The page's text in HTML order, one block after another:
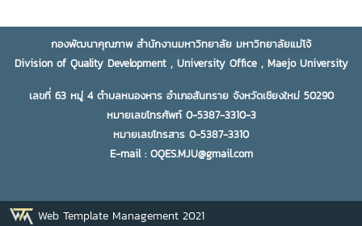
กองพัฒนาคุณภาพ สำนักงานมหาวิทยาลัย มหาวิทยาลัยแม่โจ้
Division of Quality Development , University Office , Maejo University
เลขที่ 63 หมู่ 4 ตำบลหนองหาร อำเภอสันทราย จังหวัดเชียงใหม่ 50290
หมายเลขโทรศัพท์ 0-5387-3310-3
หมายเลขโทรสาร 0-5387-3310
E-mail : OQES.MJU@gmail.com
Web Template Management 2021